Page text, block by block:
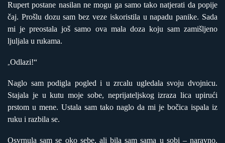
Rupert postane nasilan ne mogu ga samo tako natjerati da popije
čaj. Prošlu dozu sam bez veze iskoristila u napadu panike. Sada
mi je preostala još samo ova mala doza koju sam zamišljeno
ljuljala u rukama.
„Odlazi!“
Naglo sam podigla pogled i u zrcalu ugledala svoju dvojnicu.
Stajala je u kutu moje sobe, neprijateljskog izraza lica upirući
prstom u mene. Ustala sam tako naglo da mi je bočica ispala iz
ruku i razbila se.
Osvrnula sam se oko sebe, ali bila sam sama u sobi – naravno.